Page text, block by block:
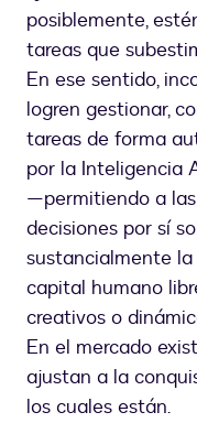
posiblemente,
tareas que
En ese sentido,
logren gestionar,
tareas de forma
por la Inteligencia
—permitiendo a las
decisiones por sí
sustancialmente
capital humano
creativos o
En el mercado
ajustan a la
los cuales están.